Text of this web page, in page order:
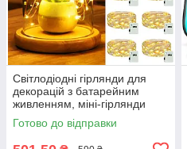
Світлодіодні гірлянди для
декорацій з батарейним
живленням, міні-гірлянди
довжиною 2 м, 20
світлодіодів, 12 шт.
Готово до відправки